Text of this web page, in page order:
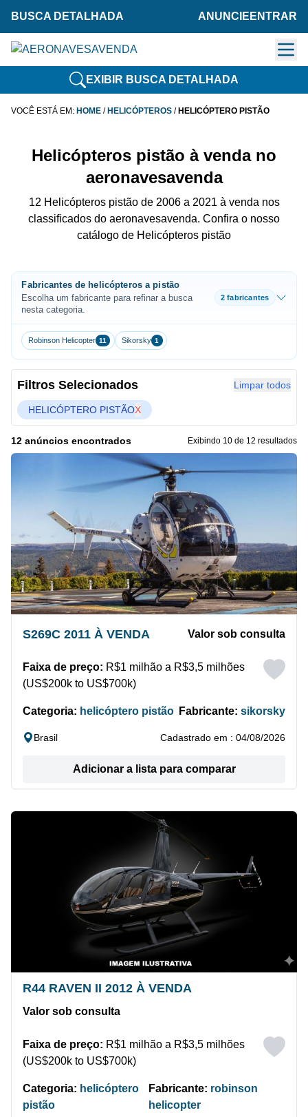
BUSCA DETALHADA ANUNCIE ENTRAR
EXIBIR BUSCA DETALHADA
VOCÊ ESTÁ EM: HOME / HELICÓPTEROS / HELICÓPTERO PISTÃO
Helicópteros pistão à venda no
aeronavesavenda
12 Helicópteros pistão de 2006 a 2021 à venda nos
classificados do aeronavesavenda. Confira o nosso
catálogo de Helicópteros pistão
Fabricantes de helicópteros a pistão
Escolha um fabricante para refinar a busca
nesta categoria.
2 fabricantes
Robinson Helicopter 11 Sikorsky 1
Filtros Selecionados Limpar todos
HELICÓPTERO PISTÃOX
12 anúncios encontrados Exibindo 10 de 12 resultados
S269C 2011 À VENDA Valor sob consulta
Faixa de preço: R$1 milhão a R$3,5 milhões
(US$200k to US$700k)
Categoria: helicóptero pistão Fabricante: sikorsky
Brasil Cadastrado em : 04/08/2026
Adicionar a lista para comparar
R44 RAVEN II 2012 À VENDA
Valor sob consulta
Faixa de preço: R$1 milhão a R$3,5 milhões
(US$200k to US$700k)
Categoria: helicóptero
pistão
Fabricante: robinson
helicopter